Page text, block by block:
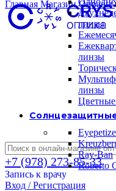
+7 (978) 273-85-33
Запись к врачу
Вход / Регистрация
линзы
линзы
линзы
Ray-Ban
Roberto
Главная МагазинОправы